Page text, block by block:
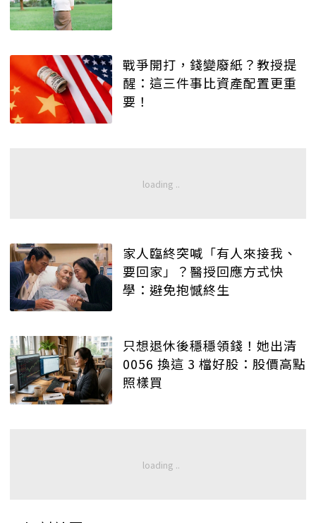
戰爭開打，錢變廢紙？教授提
醒：這三件事比資產配置更重
要！
家人臨終突喊「有人來接我、
要回家」？醫授回應方式快
學：避免抱憾終生
只想退休後穩穩領錢！她出清
0056 換這 3 檔好股：股價高點
照樣買